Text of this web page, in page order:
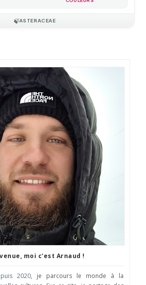
🍃ASTERACEAE
moi c'est Arnaud !
2020, je parcours le monde à la